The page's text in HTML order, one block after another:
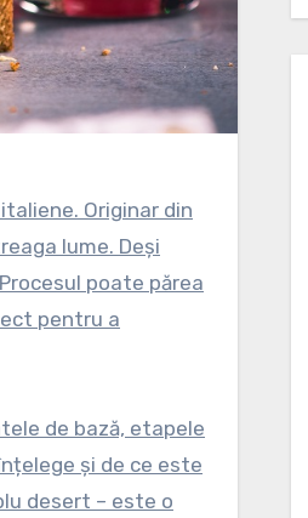
lume. Deși
poate părea
pentru a
de bază, etapele
și de ce este
desert – este o